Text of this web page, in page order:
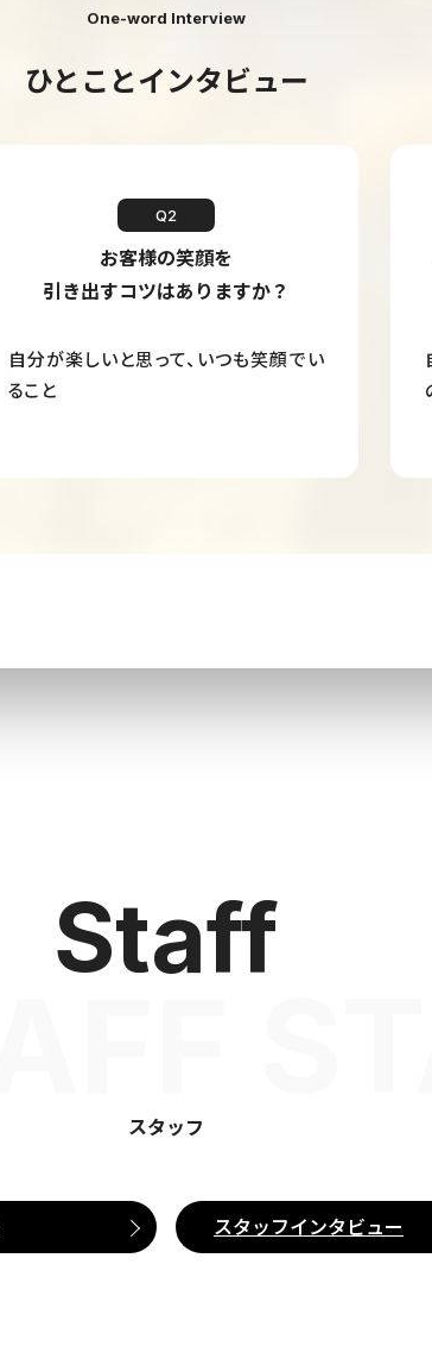
One-word Interview
ひとことインタビュー
Q2
お客様の笑顔を
引き出すコツはありますか？
自分が楽しいと思って、いつも笑顔でい
ること
Staff
スタッフ
スタッフインタビュー